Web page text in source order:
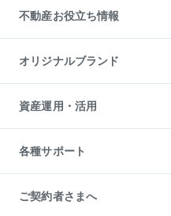
貸すガイド
事業用不動産
マンション投資
投資用マンション
アパート経営
収益物件
ビル購入（ビル一棟）
投資用不動産の売却査定
事業用不動産の売却査定
不動産お役立ち情報
マンションライブラリー
人気マンションランキング
暮らしに役立つ不動産メディア
不動産相場・不動産価格情報
不動産コラム・ニュース
不動産用語集
不動産なんでもネット相談室
住まいの税金
オリジナルブランド
一棟リノベーションマンション
L`GENTE（ルジェンテ）
区分リノベーションマンション
投資用一棟レジデンスWELL
不動産小口投資
LEGACIA（レガシア）
資産運用・活用
不動産M&A
アセットマネジメント・出資
各種サポート
相続サポート
リフォームサポート
ご契約者さまへ